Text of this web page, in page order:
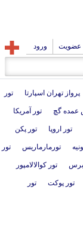
عضویت ورود
پرواز تهران اسپارتا تور
عمده گچ تور آمریکا
تور اروپا تور پکن
تورمارماریس تور
تور کوالالامپور
تور پوکت تور